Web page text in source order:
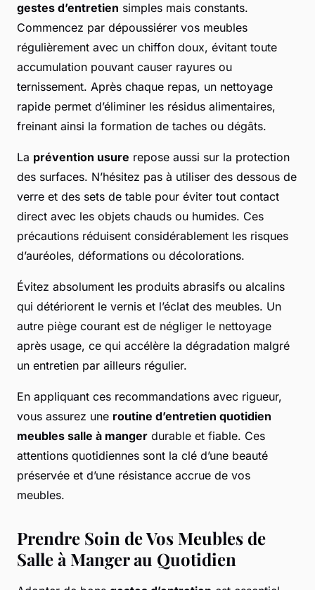
gestes d’entretien simples mais constants.
Commencez par dépoussiérer vos meubles
régulièrement avec un chiffon doux, évitant toute
accumulation pouvant causer rayures ou
ternissement. Après chaque repas, un nettoyage
rapide permet d’éliminer les résidus alimentaires,
freinant ainsi la formation de taches ou dégâts.
La prévention usure repose aussi sur la protection
des surfaces. N’hésitez pas à utiliser des dessous de
verre et des sets de table pour éviter tout contact
direct avec les objets chauds ou humides. Ces
précautions réduisent considérablement les risques
d’auréoles, déformations ou décolorations.
Évitez absolument les produits abrasifs ou alcalins
qui détériorent le vernis et l’éclat des meubles. Un
autre piège courant est de négliger le nettoyage
après usage, ce qui accélère la dégradation malgré
un entretien par ailleurs régulier.
En appliquant ces recommandations avec rigueur,
vous assurez une routine d’entretien quotidien
meubles salle à manger durable et fiable. Ces
attentions quotidiennes sont la clé d’une beauté
préservée et d’une résistance accrue de vos
meubles.
Prendre Soin de Vos Meubles de
Salle à Manger au Quotidien